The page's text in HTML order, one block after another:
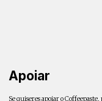
Apoiar
Se quiseres apoiar o